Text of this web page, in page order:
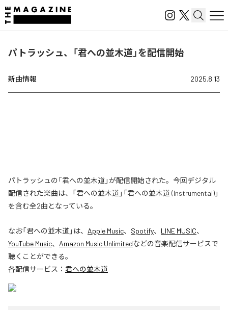
パトラッシュ、「君への並木道」を配信開始
新曲情報 2025.8.13
パトラッシュの「君への並木道」が配信開始された。今回デジタル
配信された楽曲は、「君への並木道」「君への並木道 (Instrumental)」
を含む全2曲となっている。
なお「君への並木道」は、 Apple Music、 Spotify、 LINE MUSIC、
YouTube Music、 Amazon Music Unlimitedなどの音楽配信サービスで
聴くことができる。
各配信サービス： 君への並木道